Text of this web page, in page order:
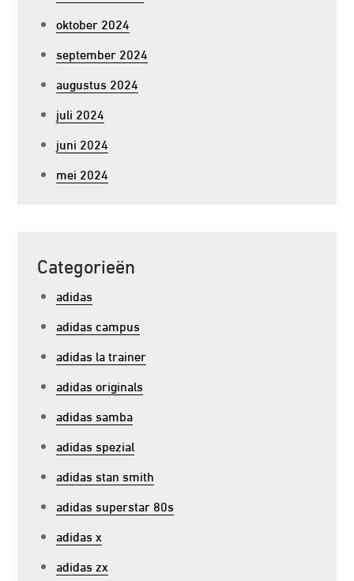
oktober 2024
september 2024
augustus 2024
juli 2024
juni 2024
mei 2024
Categorieën
adidas
adidas campus
adidas la trainer
adidas originals
adidas samba
adidas spezial
adidas stan smith
adidas superstar 80s
adidas x
adidas zx